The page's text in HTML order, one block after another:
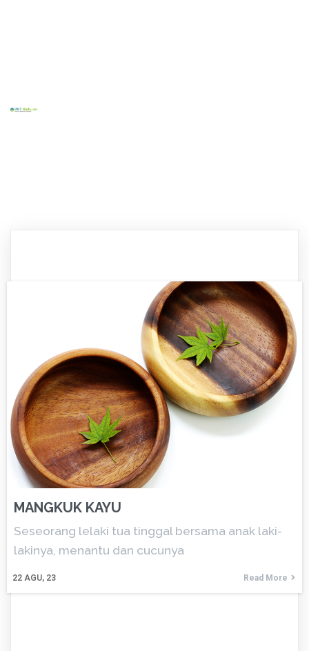
MANGKUK KAYU
22 AGU, 23
Seseorang lelaki tua tinggal bersama anak laki-
lakinya, menantu dan cucunya
Read More